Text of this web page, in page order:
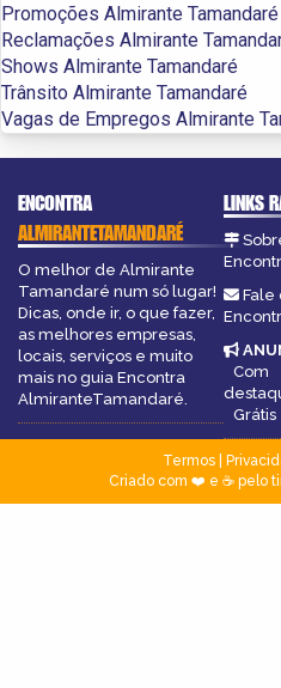
Promoções Almirante Tamandaré
Reclamações Almirante
Shows Almirante Tamandaré
Trânsito Almirante Tamandaré
Vagas de Empregos Almirante
ENCONTRA
ALMIRANTETAMANDARÉ
O melhor de Almirante
Tamandaré num só lugar!
Dicas, onde ir, o que fazer,
as melhores empresas,
locais, serviços e muito
mais no guia Encontra
AlmiranteTamandaré.
LINKS
Fale
Com
Grátis
Termos|
Criado com ❤️ e ☕ pelo